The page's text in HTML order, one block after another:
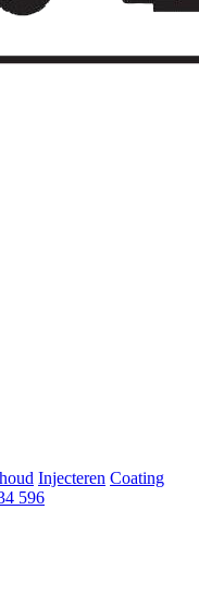
Injecteren Coating
596